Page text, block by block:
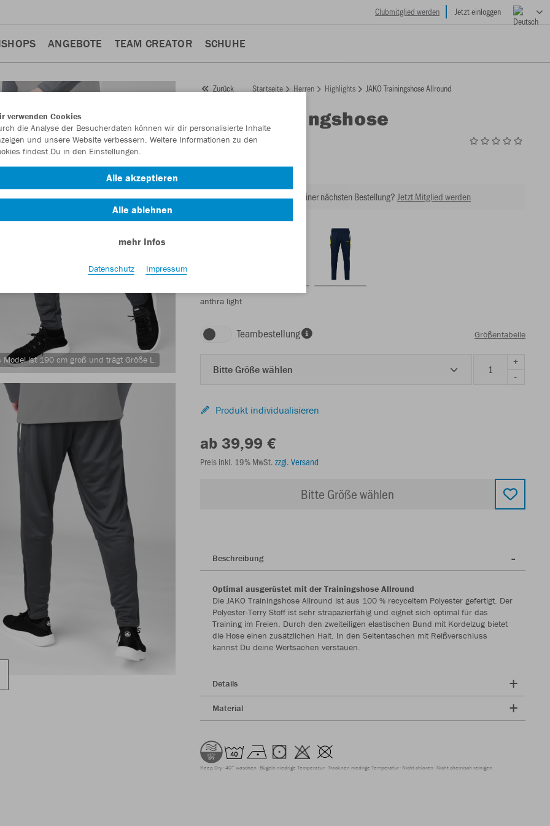
Clubmitglied werden Jetzt einloggen
ANGEBOTE TEAM CREATOR SCHUHE
Model ist 190 cm groß und trägt Größe L.
Zurück Startseite Herren Highlights JAKO Trainingshose Allround
Trainingshose
Allround
Lust auf 30% Rabatt bei Deiner nächsten Bestellung? Jetzt Mitglied werden
anthra light
Teambestellung Größentabelle
Bitte Größe wählen
+
-
Produkt individualisieren
ab 39,99 €
Preis inkl. 19% MwSt. zzgl. Versand
Bitte Größe wählen
Beschreibung
Optimal ausgerüstet mit der Trainingshose Allround
Die JAKO Trainingshose Allround ist aus 100 % recyceltem Polyester gefertigt. Der
Polyester-Terry Stoff ist sehr strapazierfähig und eignet sich optimal für das
Training im Freien. Durch den zweiteiligen elastischen Bund mit Kordelzug bietet
die Hose einen zusätzlichen Halt. In den Seitentaschen mit Reißverschluss
kannst Du deine Wertsachen verstauen.
Details
Material
Keep Dry 40° waschen Bügeln niedrige Temperatur Trocknen niedrige Temperatur Nicht chloren Nicht chemisch reinigen
verwenden Cookies
die Analyse der Besucherdaten können wir dir personalisierte Inhalte
und unsere Website verbessern. Weitere Informationen zu den
findest Du in den Einstellungen.
Alle akzeptieren
Alle ablehnen
mehr Infos
Datenschutz Impressum